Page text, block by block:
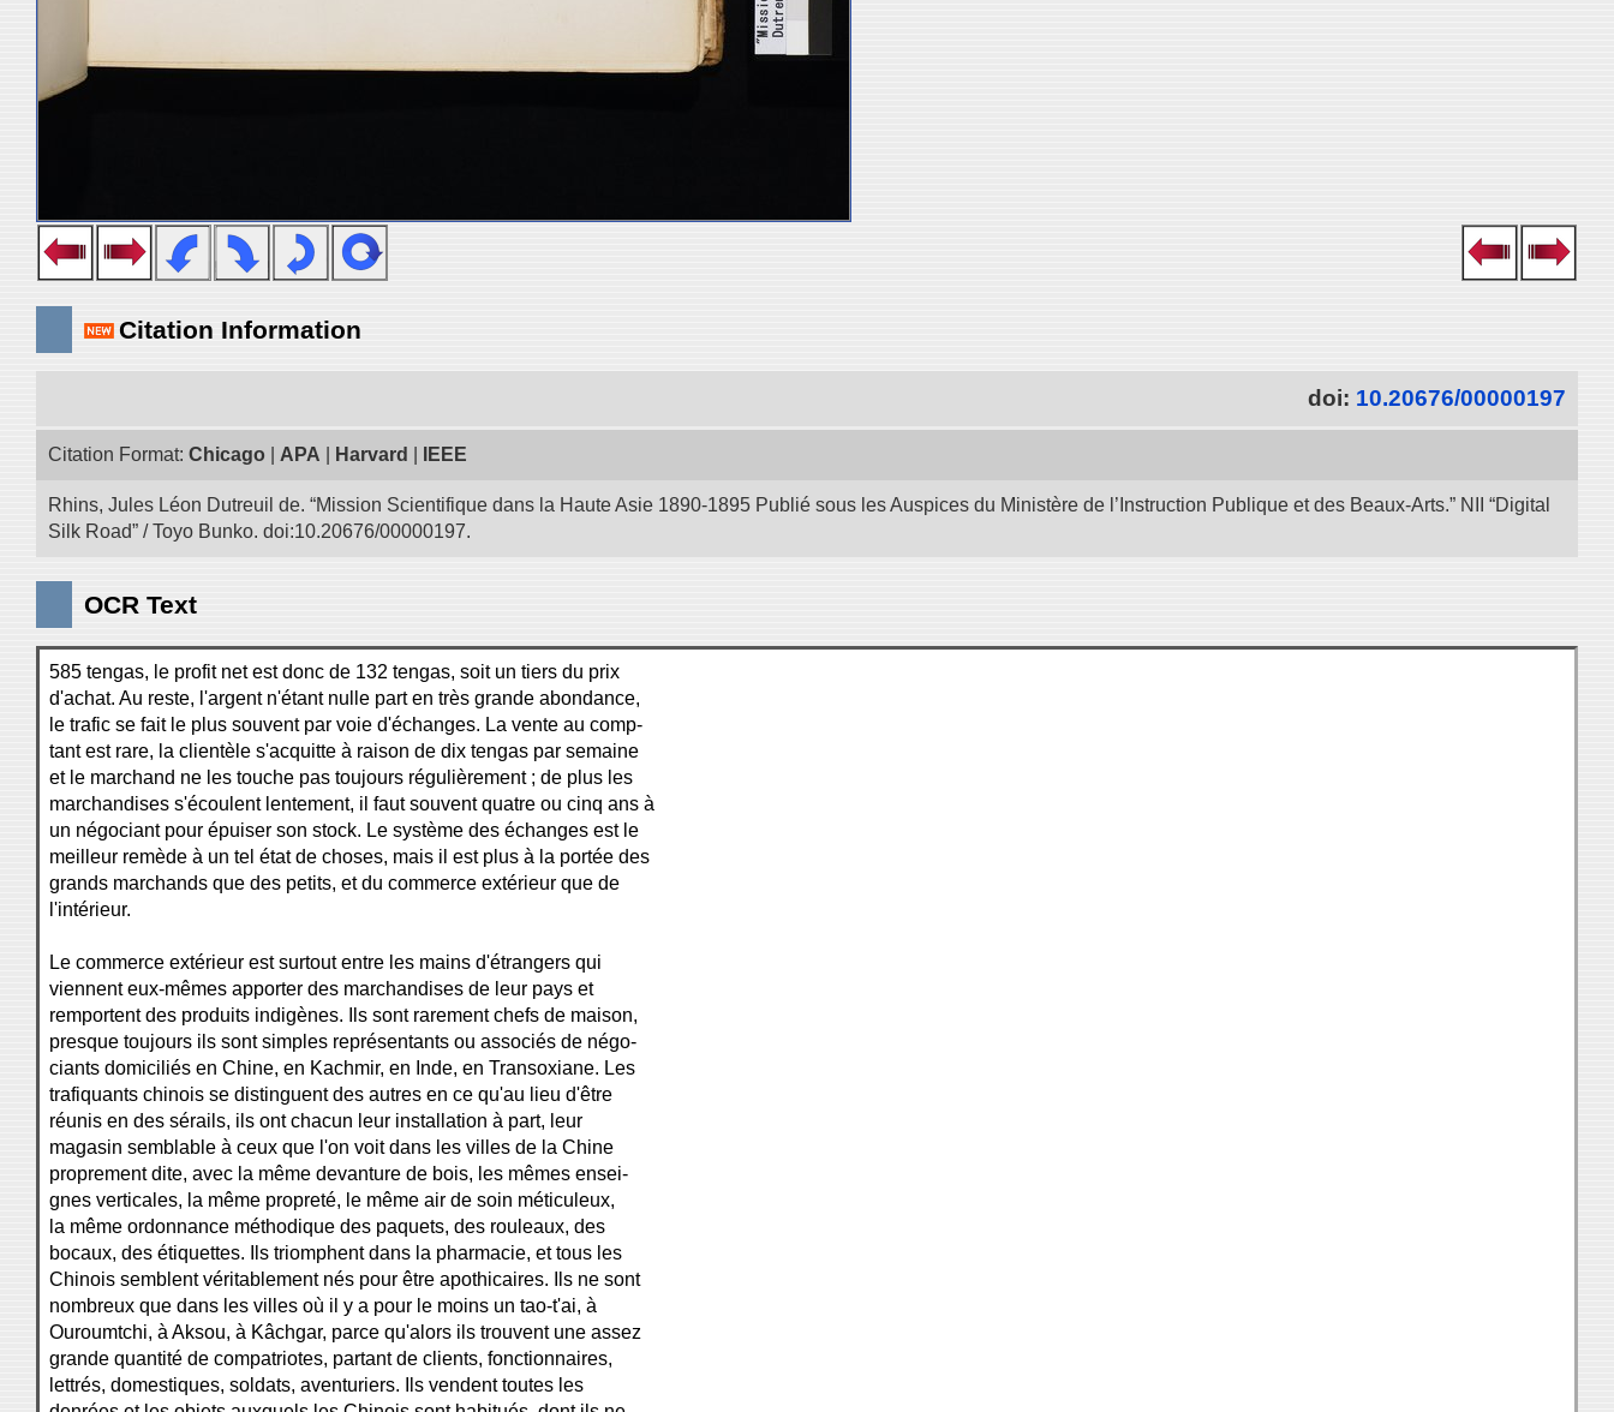
Citation Information
doi: 10.20676/00000197
Citation Format: Chicago APA Harvard IEEE
Rhins, Jules Léon Dutreuil de. “Mission Scientifique dans la Haute Asie 1890-1895 Publié sous les Auspices du Ministère de l’Instruction Publique et des Beaux-Arts.” NII “Digital
Silk Road” / Toyo Bunko. doi:10.20676/00000197.
OCR Text
585 tengas, le profit net est donc de 132 tengas, soit un tiers du prix
d'achat. Au reste, l'argent n'étant nulle part en très grande abondance,
le trafic se fait le plus souvent par voie d'échanges. La vente au comp-
tant est rare, la clientèle s'acquitte à raison de dix tengas par semaine
et le marchand ne les touche pas toujours régulièrement ; de plus les
marchandises s'écoulent lentement, il faut souvent quatre ou cinq ans à
un négociant pour épuiser son stock. Le système des échanges est le
meilleur remède à un tel état de choses, mais il est plus à la portée des
grands marchands que des petits, et du commerce extérieur que de
l'intérieur.
Le commerce extérieur est surtout entre les mains d'étrangers qui
viennent eux-mêmes apporter des marchandises de leur pays et
remportent des produits indigènes. Ils sont rarement chefs de maison,
presque toujours ils sont simples représentants ou associés de négo-
ciants domiciliés en Chine, en Kachmir, en Inde, en Transoxiane. Les
trafiquants chinois se distinguent des autres en ce qu'au lieu d'être
réunis en des sérails, ils ont chacun leur installation à part, leur
magasin semblable à ceux que l'on voit dans les villes de la Chine
proprement dite, avec la même devanture de bois, les mêmes ensei-
gnes verticales, la même propreté, le même air de soin méticuleux,
la même ordonnance méthodique des paquets, des rouleaux, des
bocaux, des étiquettes. Ils triomphent dans la pharmacie, et tous les
Chinois semblent véritablement nés pour être apothicaires. Ils ne sont
nombreux que dans les villes où il y a pour le moins un tao-t'ai, à
Ouroumtchi, à Aksou, à Kâchgar, parce qu'alors ils trouvent une assez
grande quantité de compatriotes, partant de clients, fonctionnaires,
lettrés, domestiques, soldats, aventuriers. Ils vendent toutes les